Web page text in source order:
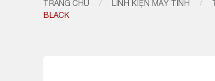
TRANG CHỦ / LINH KIỆN MÁY TÍNH /
BLACK